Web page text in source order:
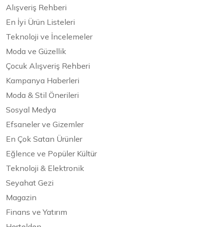
Alışveriş Rehberi
En İyi Ürün Listeleri
Teknoloji ve İncelemeler
Moda ve Güzellik
Çocuk Alışveriş Rehberi
Kampanya Haberleri
Moda & Stil Önerileri
Sosyal Medya
Efsaneler ve Gizemler
En Çok Satan Ürünler
Eğlence ve Popüler Kültür
Teknoloji & Elektronik
Seyahat Gezi
Magazin
Finans ve Yatırım